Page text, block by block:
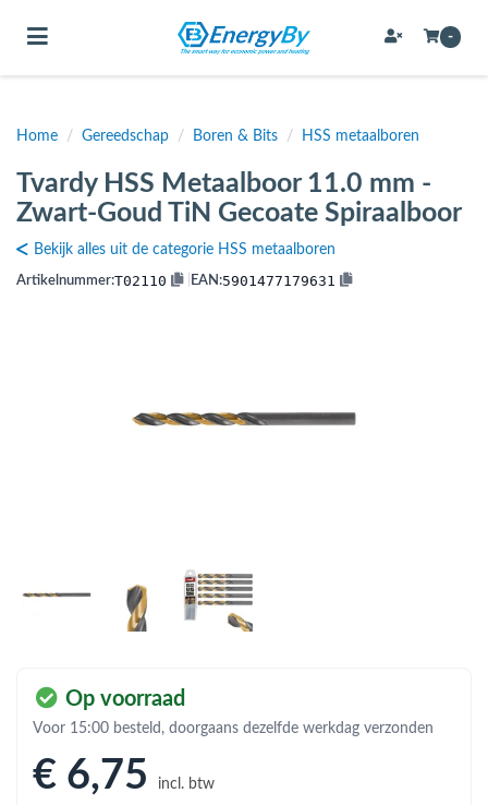
(Bevestigingsmateriaal / schroeven)
(Buffervaten, hygiene boilers & boilervaten)
(Expansievaten)
(Installatiemateriaal)
(Rookkanalen)
(Verwarming, kachels & ketels)
(Warmtepompen en warmtepompboilers)
Toggle navigation -
Home / Gereedschap / Boren & Bits / HSS metaalboren
Tvardy HSS Metaalboor 11.0 mm -
Zwart-Goud TiN Gecoate Spiraalboor
Bekijk alles uit de categorie HSS metaalboren
Artikelnummer:T02110 EAN:5901477179631
Op voorraad
Voor 15:00 besteld, doorgaans dezelfde werkdag verzonden
€ 6,75 incl. btw